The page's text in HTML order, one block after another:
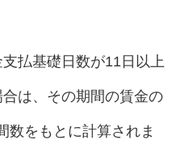
払基礎日数が11日以上
は、その期間の賃金の
数をもとに計算されま